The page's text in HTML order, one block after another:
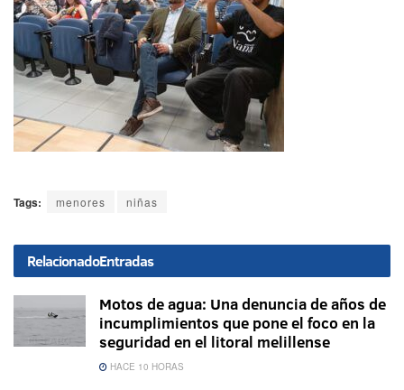
Tags: menores niñas
RelacionadoEntradas
Motos de agua: Una denuncia de años de
incumplimientos que pone el foco en la
seguridad en el litoral melillense
HACE 10 HORAS